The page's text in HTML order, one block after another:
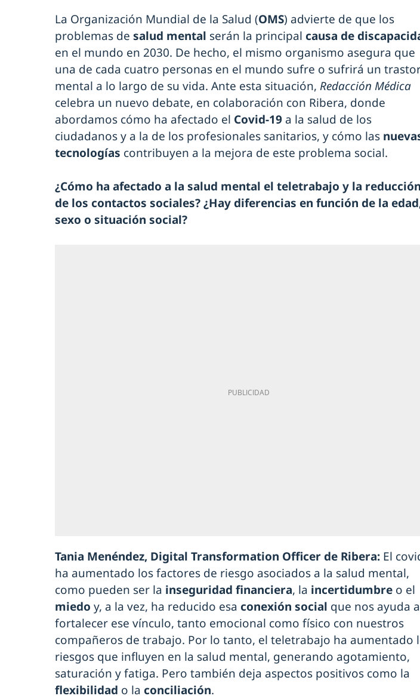
La Organización Mundial de la Salud (OMS) advierte de que los
problemas de salud mental serán la principal causa de
en el mundo en 2030. De hecho, el mismo organismo asegura que
una de cada cuatro personas en el mundo sufre o sufrirá un
mental a lo largo de su vida. Ante esta situación, Redacción Médica
celebra un nuevo debate, en colaboración con Ribera, donde
abordamos cómo ha afectado el Covid-19 a la salud de los
ciudadanos y a la de los profesionales sanitarios, y cómo las
tecnologías contribuyen a la mejora de este problema social.
¿Cómo ha afectado a la salud mental el teletrabajo y la reducción
de los contactos sociales? ¿Hay diferencias en función de la
sexo o situación social?
Tania Menéndez, Digital Transformation Officer de Ribera: El
ha aumentado los factores de riesgo asociados a la salud mental,
como pueden ser la inseguridad financiera, la incertidumbre o el
miedo y, a la vez, ha reducido esa conexión social que nos ayuda a
fortalecer ese vínculo, tanto emocional como físico con nuestros
compañeros de trabajo. Por lo tanto, el teletrabajo ha aumentado
riesgos que influyen en la salud mental, generando agotamiento,
saturación y fatiga. Pero también deja aspectos positivos como la
flexibilidad o la conciliación.